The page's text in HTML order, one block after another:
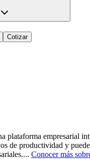
Cotizar
plataforma empresarial
de productividad y
... Conocer más